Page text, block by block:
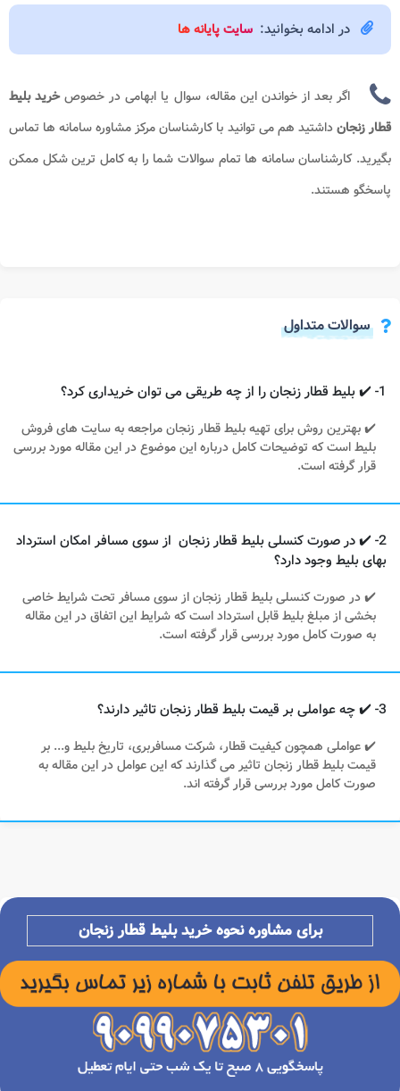
در ادامه بخوانید: سایت پایانه ها
اگر بعد از خواندن این مقاله، سوال یا ابهامی در خصوصخرید بلیط
قطار زنجانداشتید هم می توانید با کارشناسان مرکز مشاوره سامانه ها تماس
بگیرید. کارشناسان سامانه ها تمام سوالات شما را به کامل ترین شکل ممکن
پاسخگو هستند.
سوالات متداول
1- ✔️ بلیط قطار زنجان را از چه طریقی می توان خریداری کرد؟
✔️ بهترین روش برای تهیه بلیط قطار زنجان مراجعه به سایت های فروش
بلیط است که توضیحات کامل درباره این موضوع در این مقاله مورد بررسی
قرار گرفته است.
2- ✔️ در صورت کنسلی بلیط قطار زنجان از سوی مسافر امکان استرداد
بهای بلیط وجود دارد؟
✔️ در صورت کنسلی بلیط قطار زنجان از سوی مسافر تحت شرایط خاصی
بخشی از مبلغ بلیط قابل استرداد است که شرایط این اتفاق در این مقاله
به صورت کامل مورد بررسی قرار گرفته است.
3- ✔️ چه عواملی بر قیمت بلیط قطار زنجان تاثیر دارند؟
✔️ عواملی همچون کیفیت قطار، شرکت مسافربری، تاریخ بلیط و... بر
قیمت بلیط قطار زنجان تاثیر می گذارند که این عوامل در این مقاله به
صورت کامل مورد بررسی قرار گرفته اند.
برای مشاوره نحوه خرید بلیط قطارزنجان